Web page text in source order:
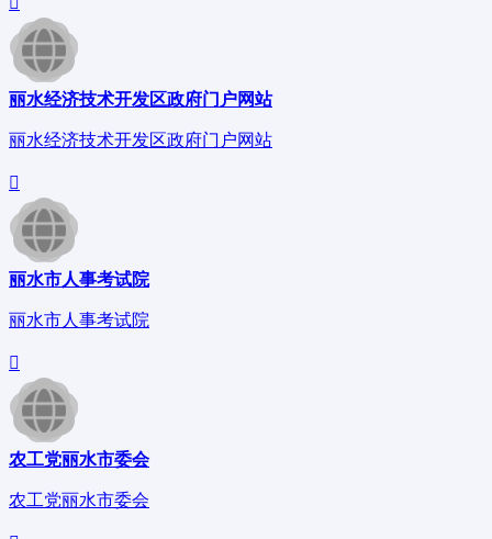
丽水经济技术开发区政府门户网站
丽水经济技术开发区政府门户网站
丽水市人事考试院
丽水市人事考试院
农工党丽水市委会
农工党丽水市委会